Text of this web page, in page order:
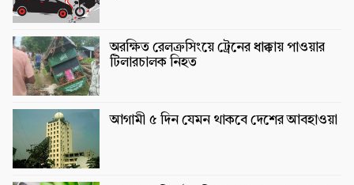
অরক্ষিত রেলক্রসিংয়ে ট্রেনের ধাক্কায় পাওয়ার
টিলারচালক নিহত
আগামী ৫ দিন যেমন থাকবে দেশের আবহাওয়া